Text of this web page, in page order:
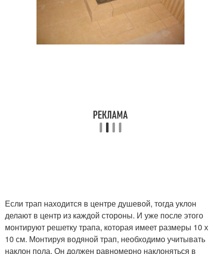
Если трап находится в центре душевой, тогда уклон
делают в центр из каждой стороны. И уже после этого
монтируют решетку трапа, которая имеет размеры 10 х
10 см. Монтируя водяной трап, необходимо учитывать
наклон пола. Он должен равномерно наклоняться в